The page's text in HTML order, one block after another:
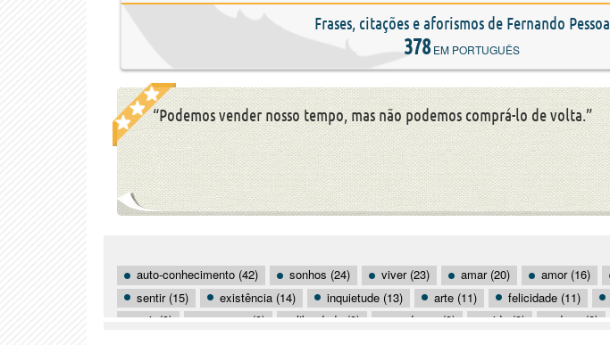
Frases, citações e aforismos de Fernando Pessoa
378EM PORTUGUÊS
“Podemos vender nosso tempo, mas não podemos comprá-lo de volta.”
auto-conhecimento (42) sonhos (24) viver (23) amar (20) amor (16)
sentir (15)
existência (14) inquietude (13) arte (11) felicidade (11)
agir (9)
escrever (9) liberdade (9) mudança (9) vida (9) deus (8)